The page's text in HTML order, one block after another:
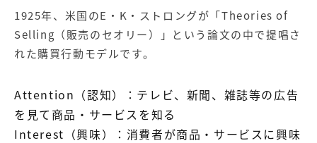
1925年、米国のE・K・ストロングが「Theories of
Selling（販売のセオリー）」という論文の中で提唱さ
れた購買行動モデルです。
Attention（認知）：テレビ、新聞、雑誌等の広告
を見て商品・サービスを知る
Interest（興味）：消費者が商品・サービスに興味